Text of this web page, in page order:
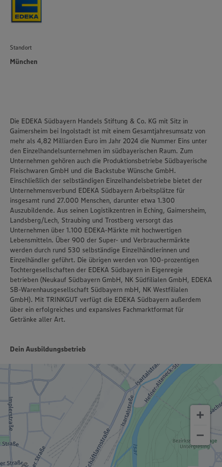
Standort
München
Die EDEKA Südbayern Handels Stiftung & Co. KG mit Sitz in
Gaimersheim bei Ingolstadt ist mit einem Gesamtjahresumsatz von
mehr als 4,82 Milliarden Euro im Jahr 2024 die Nummer Eins unter
den Einzelhandelsunternehmen im südbayerischen Raum. Zum
Unternehmen gehören auch die Produktionsbetriebe Südbayerische
Fleischwaren GmbH und die Backstube Wünsche GmbH.
Einschließlich der selbständigen Einzelhandelsbetriebe bietet der
Unternehmensverbund EDEKA Südbayern Arbeitsplätze für
insgesamt rund 27.000 Menschen, darunter etwa 1.300
Auszubildende. Aus seinen Logistikzentren in Eching, Gaimersheim,
Landsberg/Lech, Straubing und Trostberg versorgt das
Unternehmen über 1.100 EDEKA-Märkte mit hochwertigen
Lebensmitteln. Über 900 der Super- und Verbrauchermärkte
werden durch rund 530 selbständige Einzelhändlerinnen und
Einzelhändler geführt. Die übrigen werden von 100-prozentigen
Tochtergesellschaften der EDEKA Südbayern in Eigenregie
betrieben (Neukauf Südbayern GmbH, NK Südfilialen GmbH, EDEKA
SB-Warenhausgesellschaft Südbayern mbH, NK Westfilialen
GmbH). Mit TRINKGUT verfügt die EDEKA Südbayern außerdem
über ein erfolgreiches und expansives Fachmarktformat für
Getränke aller Art.
Dein Ausbildungsbetrieb